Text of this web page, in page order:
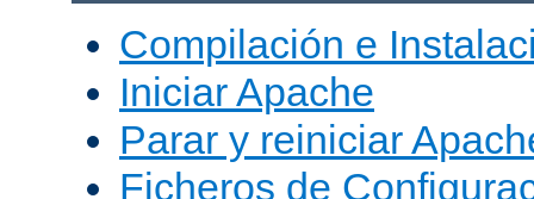
Compilación e
Iniciar Apache
Parar y reiniciar
Ficheros de